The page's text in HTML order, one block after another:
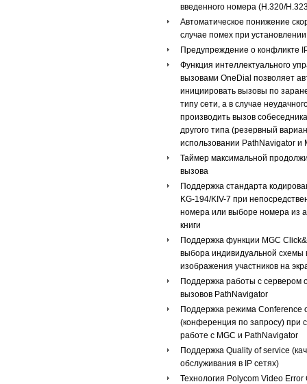
введенного номера (H.320/
Автоматическое понижение
случае помех при установлении
Предупреждение о конфликте
Функция интеллектуального
вызовами OneDial позволяет
инициировать вызовы по
типу сети, а в случае
производить вызов
другого типа (резервный
использовании PathNavigator и
Таймер максимальной
вызова
Поддержка стандарта
KG-194/KIV-7 при
номера или выборе номера из
книги
Поддержка функции MGC
выбора индивидуальной схемы
изображения участников на
Поддержка работы с сервером
вызовов PathNavigator
Поддержка режима Conference
(конференция по запросу) при
работе с MGC и PathNavigator
Поддержка Quality of service
обслуживания в IP сетях)
Технология Polycom Video